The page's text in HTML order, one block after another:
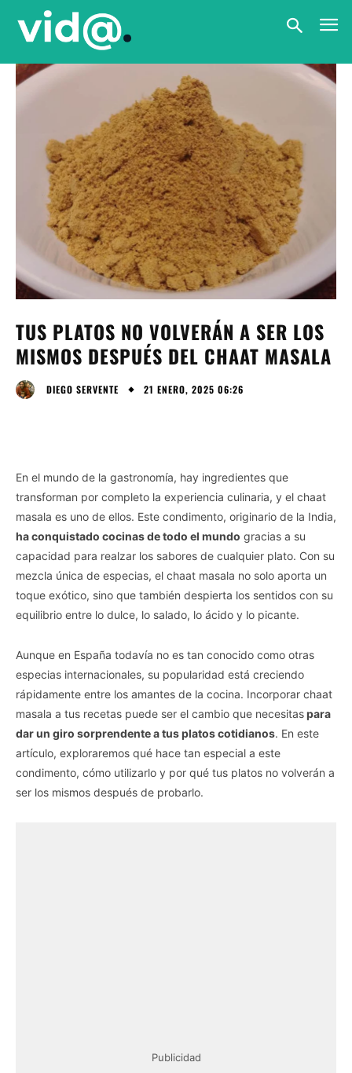
TUS PLATOS NO VOLVERÁN A SER LOS
MISMOS DESPUÉS DEL CHAAT MASALA
DIEGO SERVENTE 21 ENERO, 2025 06:26
En el mundo de la gastronomía, hay ingredientes que
transforman por completo la experiencia culinaria, y el chaat
masala es uno de ellos. Este condimento, originario de la India,
ha conquistado cocinas de todo el mundo gracias a su
capacidad para realzar los sabores de cualquier plato. Con su
mezcla única de especias, el chaat masala no solo aporta un
toque exótico, sino que también despierta los sentidos con su
equilibrio entre lo dulce, lo salado, lo ácido y lo picante.
Aunque en España todavía no es tan conocido como otras
especias internacionales, su popularidad está creciendo
rápidamente entre los amantes de la cocina. Incorporar chaat
masala a tus recetas puede ser el cambio que necesitaspara
dar un giro sorprendente a tus platos cotidianos. En este
artículo, exploraremos qué hace tan especial a este
condimento, cómo utilizarlo y por qué tus platos no volverán a
ser los mismos después de probarlo.
Publicidad